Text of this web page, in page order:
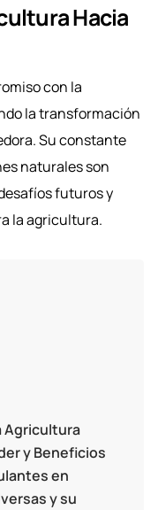
Hacia
con la
la transformación
Su constante
naturales son
futuros y
la agricultura.
Agricultura
y Beneficios
en
y su